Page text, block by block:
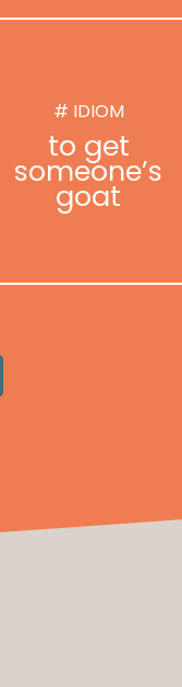
# IDIOM
to get
someone’s
goat